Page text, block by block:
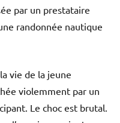
par un prestataire
randonnée nautique
vie de la jeune
violemment par un
Le choc est brutal.